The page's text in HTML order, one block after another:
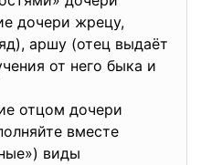
дочери жрецу,
аршу (отец выдаёт
от него быка и
отцом дочери
вместе
виды